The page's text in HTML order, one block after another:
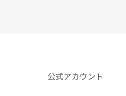
公式アカウント